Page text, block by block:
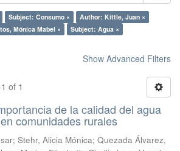
Subject: Consumo ×
Author: Kittle, Juan ×
Mónica Mabel ×
Subject: Agua ×
Show Advanced Filters
of 1
de la calidad del agua
comunidades rurales
Stehr, Alicia Mónica; Quezada Álvarez,